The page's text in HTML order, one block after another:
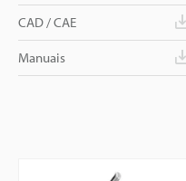
CAD / CAE
Manuais